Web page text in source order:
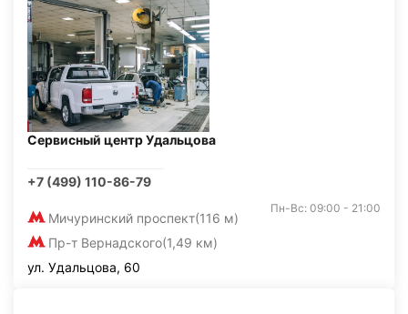
Сервисный центр Удальцова
+7 (499) 110-86-79
Мичуринский проспект(116 м)
Пр-т Вернадского(1,49 км)
Пн-Вс: 09:00 - 21:00
ул. Удальцова, 60